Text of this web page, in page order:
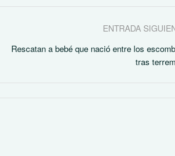
ENTRADA
Rescatan a bebé que nació entre los
tras